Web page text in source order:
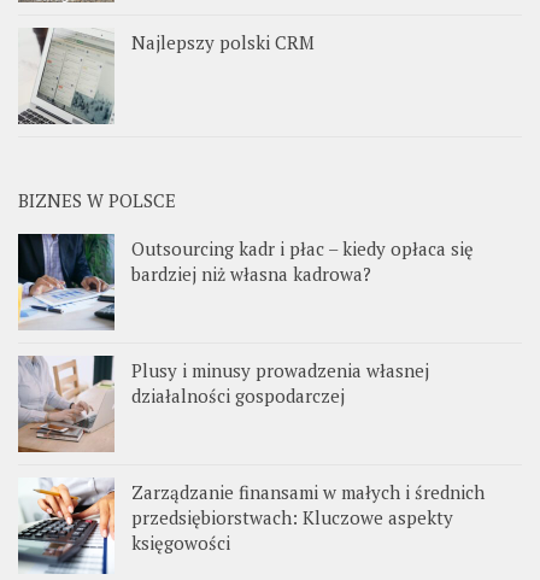
Najlepszy polski CRM
BIZNES W POLSCE
Outsourcing kadr i płac – kiedy opłaca się
bardziej niż własna kadrowa?
Plusy i minusy prowadzenia własnej
działalności gospodarczej
Zarządzanie finansami w małych i średnich
przedsiębiorstwach: Kluczowe aspekty
księgowości